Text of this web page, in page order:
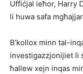
Uffiċjal ieħor, Harry
li huwa safa
B’kollox minn tal-
investigazzjonijiet li
ħallew xejn inqas